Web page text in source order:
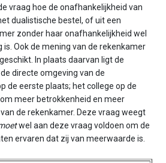
vraag hoe de onafhankelijkheid van
dualistische bestel, of uit een
zonder haar onafhankelijkheid wel
Ook de mening van de rekenkamer
In plaats daarvan ligt de
directe omgeving van de
de eerste plaats; het college op de
meer betrokkenheid en meer
de rekenkamer. Deze vraag weegt
wel aan deze vraag voldoen om de
ervaren dat zij van meerwaarde is.